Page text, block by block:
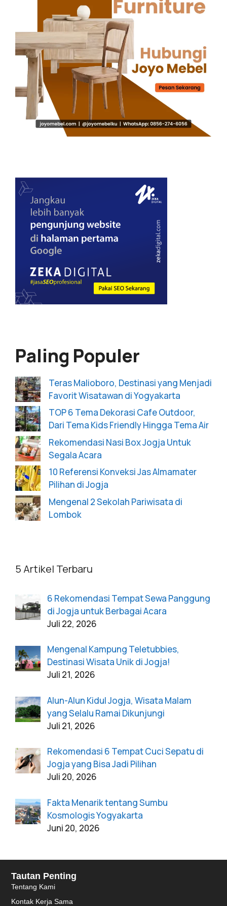
Paling Populer
Teras Malioboro, Destinasi yang Menjadi
Favorit Wisatawan di Yogyakarta
TOP 6 Tema Dekorasi Cafe Outdoor,
Dari Tema Kids Friendly Hingga Tema Air
Rekomendasi Nasi Box Jogja Untuk
Segala Acara
10 Referensi Konveksi Jas Almamater
Pilihan di Jogja
Mengenal 2 Sekolah Pariwisata di
Lombok
5 Artikel Terbaru
6 Rekomendasi Tempat Sewa Panggung
di Jogja untuk Berbagai Acara
Juli 22, 2026
Mengenal Kampung Teletubbies,
Destinasi Wisata Unik di Jogja!
Juli 21, 2026
Alun-Alun Kidul Jogja, Wisata Malam
yang Selalu Ramai Dikunjungi
Juli 21, 2026
Rekomendasi 6 Tempat Cuci Sepatu di
Jogja yang Bisa Jadi Pilihan
Juli 20, 2026
Fakta Menarik tentang Sumbu
Kosmologis Yogyakarta
Juni 20, 2026
Tautan Penting
Tentang Kami
Kontak Kerja Sama